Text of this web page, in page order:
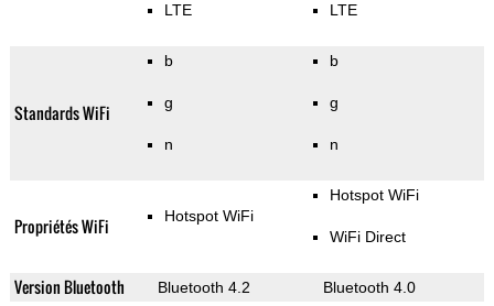
LTE LTE
Standards WiFi
b
g
n
b
g
n
Propriétés WiFi Hotspot WiFi
Hotspot WiFi
WiFi Direct
Version Bluetooth Bluetooth 4.2 Bluetooth 4.0